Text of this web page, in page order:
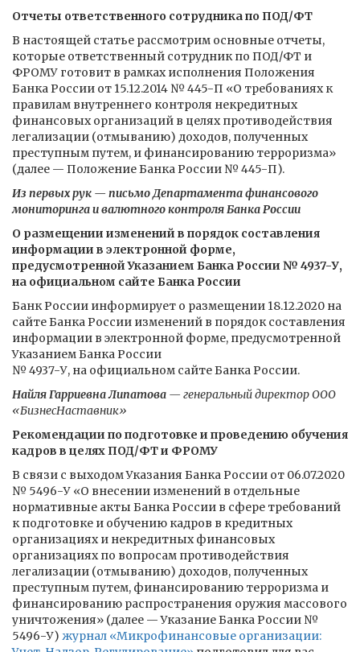
Отчеты ответственного сотрудника по ПОД/ФТ
В настоящей статье рассмотрим основные отчеты,
которые ответственный сотрудник по ПОД/ФТ и
ФРОМУ готовит в рамках исполнения Положения
Банка России от 15.12.2014 № 445-П «О требованиях к
правилам внутреннего контроля некредитных
финансовых организаций в целях противодействия
легализации (отмыванию) доходов, полученных
преступным путем, и финансированию терроризма»
(далее — Положение Банка России № 445-П).
Из первых рук — письмо Департамента финансового
мониторинга и валютного контроля Банка России
О размещении изменений в порядок составления
информации в электронной форме,
предусмотренной Указанием Банка России № 4937-У,
на официальном сайте Банка России
Банк России информирует о размещении 18.12.2020 на
сайте Банка России изменений в порядок составления
информации в электронной форме, предусмотренной
Указанием Банка России
№ 4937-У, на официальном сайте Банка России.
Найля Гарриевна Липатова — генеральный директор ООО
«БизнесНаставник»
Рекомендации по подготовке и проведению обучения
кадров в целях ПОД/ФТ и ФРОМУ
В связи с выходом Указания Банка России от 06.07.2020
№ 5496-У «О внесении изменений в отдельные
нормативные акты Банка России в сфере требований
к подготовке и обучению кадров в кредитных
организациях и некредитных финансовых
организациях по вопросам противодействия
легализации (отмыванию) доходов, полученных
преступным путем, финансированию терроризма и
финансированию распространения оружия массового
уничтожения» (далее — Указание Банка России №
5496-У) журнал «Микрофинансовые организации: